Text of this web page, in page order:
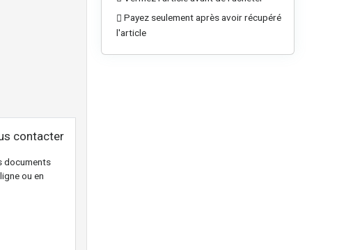
contacter
documents
ou en
Payez seulement après avoir récupéré
l'article